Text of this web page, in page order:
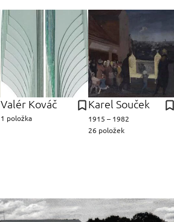
Valér Kováč
1 položka
Karel Souček
1915 – 1982
26 položek